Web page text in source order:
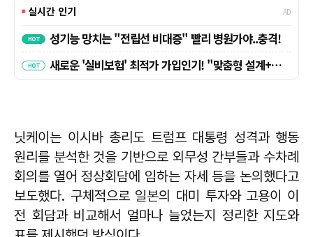
닛케이는 이시바 총리도 트럼프 대통령 성격과 행동
원리를 분석한 것을 기반으로 외무성 간부들과 수차례
회의를 열어 정상회담에 임하는 자세 등을 논의했다고
보도했다. 구체적으로 일본의 대미 투자와 고용이 이
전 회담과 비교해서 얼마나 늘었는지 정리한 지도와